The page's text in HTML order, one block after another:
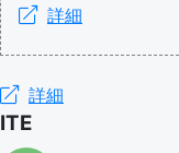
詳細
詳細
ITE